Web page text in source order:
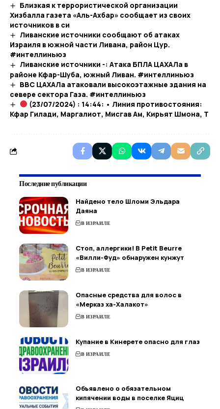
Близкая к террористической организации
Хизбалла газета «Аль-Ахбар» сообщает из своих
источников в си
Ливанские источники сообщают об атаках
Израиля в южной части Ливана, район Цур.
#интеллиньюз
Ливанские источники -: Атака БПЛА ЦАХАЛа в
районе Кфар-Шуба, южный Ливан. #интеллиньюз
ВВС ЦАХАЛа атаковали высокоэтажные здания на
севере сектора Газа. #интеллиньюз
(23/07/2024) : 14:44: • Линия противостояния:
Кфар Гилади, Маргалиот, Мисгав Ам, Кирьят Шмона, Т
Последние публикации
Найдено тело Шломи Эльдара
Даяна
В ИЗРАИЛЕ
Стоп, аллергики! В Petit Beurre
«Вилли-Фуд» обнаружен кунжут
В ИЗРАИЛЕ
Опасные средства для волос в
«Мерказ ха-Халакот»
В ИЗРАИЛЕ
Купание в Кинерете опасно для глаз
В ИЗРАИЛЕ
Объявлено о обязательном
кипячении воды в поселке Яциц